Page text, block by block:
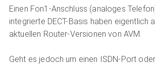
Einen Fon1-Anschluss (analoges
integrierte DECT-Basis haben eigentlich
aktuellen Router-Versionen von AVM.
Geht es jedoch um einen ISDN-Port